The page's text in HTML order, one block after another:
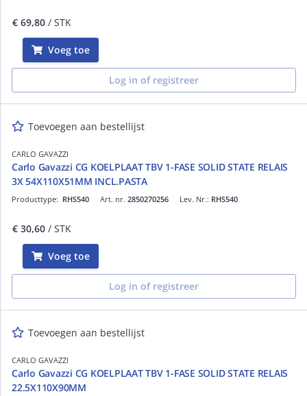
€ 69,80 / STK
Voeg toe
Log in of registreer
Toevoegen aan bestellijst
CARLO GAVAZZI
Carlo Gavazzi CG KOELPLAAT TBV 1-FASE SOLID STATE RELAIS
3X 54X110X51MM INCL.PASTA
Art. nr. 2850270256
Producttype: RHS540 Lev. Nr.: RHS540
€ 30,60 / STK
Voeg toe
Log in of registreer
Toevoegen aan bestellijst
CARLO GAVAZZI
Carlo Gavazzi CG KOELPLAAT TBV 1-FASE SOLID STATE RELAIS
22.5X110X90MM